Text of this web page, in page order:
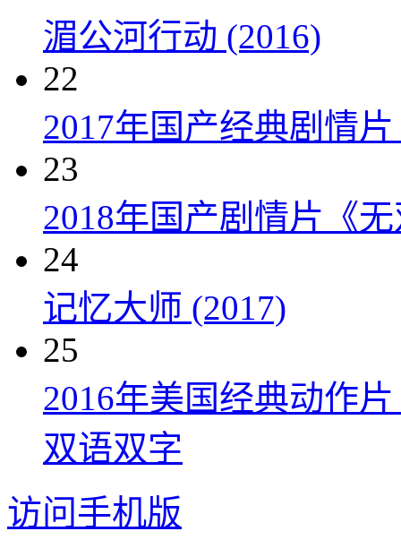
湄公河行动 (2016)
22
2017年国产经典剧情
23
2018年国产剧情片《
24
记忆大师 (2017)
25
2016年美国经典动作
双语双字
访问手机版